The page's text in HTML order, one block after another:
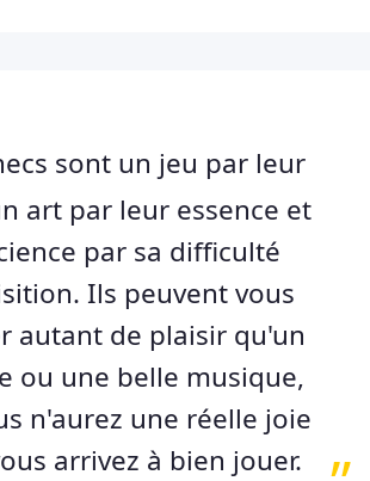
sont un jeu par leur
art par leur essence et
par sa difficulté
Ils peuvent vous
autant de plaisir qu'un
ou une belle musique,
n'aurez une réelle joie
arrivez à bien jouer.